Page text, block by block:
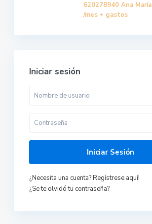
620278940 Ana María
/mes + gastos
Iniciar sesión
Iniciar Sesión
¿Necesita una cuenta? Regístrese aquí!
¿Se te olvidó tu contraseña?